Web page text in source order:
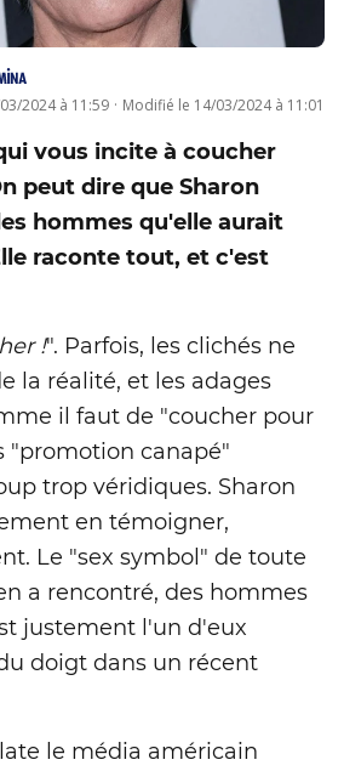
2024 à 11:59 · Modifié le 14/03/2024 à 11:01
vous incite à coucher
peut dire que Sharon
hommes qu'elle aurait
raconte tout, et c'est
!". Parfois, les clichés ne
la réalité, et les adages
il faut de "coucher pour
"promotion canapé"
trop véridiques. Sharon
en témoigner,
Le "sex symbol" de toute
a rencontré, des hommes
justement l'un d'eux
doigt dans un récent
le média américain